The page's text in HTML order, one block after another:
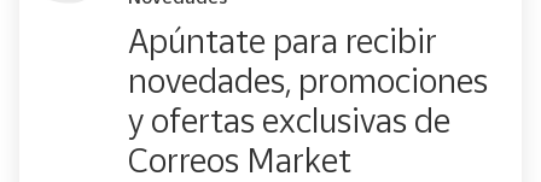
Apúntate para recibir
novedades, promociones
y ofertas exclusivas de
Correos Market